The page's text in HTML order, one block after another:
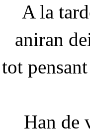
A la
aniran
tot
Han de